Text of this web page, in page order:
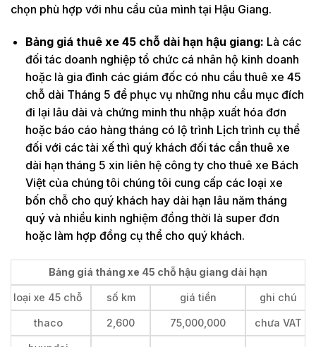
chọn phù hợp với nhu cầu của mình tại Hậu Giang.
Bảng giá thuê xe 45 chỗ dài hạn hậu giang: Là các
đối tác doanh nghiệp tổ chức cá nhân hộ kinh doanh
hoặc là gia đình các giám đốc có nhu cầu thuê xe 45
chỗ dài Tháng 5 để phục vụ những nhu cầu mục đích
đi lại lâu dài và chứng minh thu nhập xuất hóa đơn
hoặc báo cáo hàng tháng có lộ trình Lịch trình cụ thể
đối với các tài xế thì quý khách đối tác cần thuê xe
dài hạn tháng 5 xin liên hệ công ty cho thuê xe Bách
Việt của chúng tôi chúng tôi cung cấp các loại xe
bốn chỗ cho quý khách hay dài hạn lâu năm tháng
quý và nhiều kinh nghiệm đồng thời là super đơn
hoặc làm hợp đồng cụ thể cho quý khách.
Bảng giá tháng xe 45 chỗ hậu giang dài hạn
loại xe 45 chỗ số km giá tiền ghi chú
thaco 2,600 75,000,000 chưa VAT